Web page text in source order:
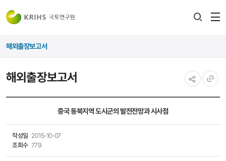
해외출장보고서
해외출장보고서
중국 동북지역 도시군의 발전전망과 시사점
작성일 2015-10-07
조회수 779